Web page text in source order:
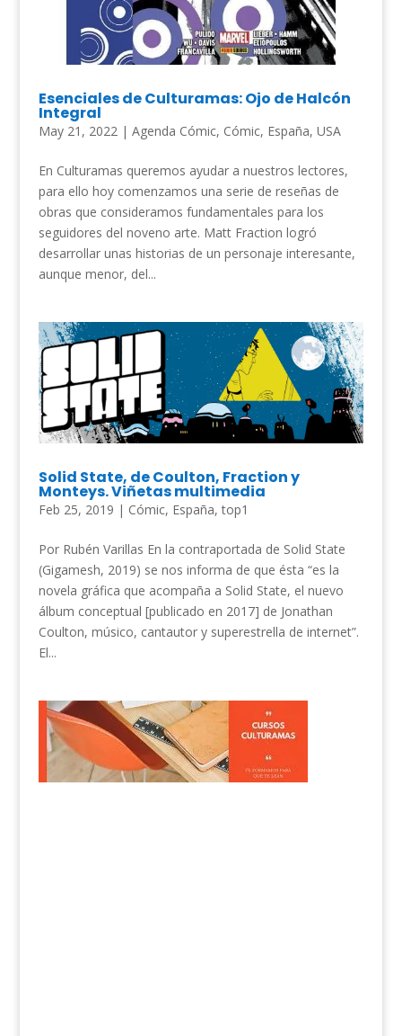
Esenciales de Culturamas: Ojo de Halcón
Integral
May 21, 2022| Agenda Cómic, Cómic, España, USA
En Culturamas queremos ayudar a nuestros lectores,
para ello hoy comenzamos una serie de reseñas de
obras que consideramos fundamentales para los
seguidores del noveno arte. Matt Fraction logró
desarrollar unas historias de un personaje interesante,
aunque menor, del...
Solid State, de Coulton, Fraction y
Monteys. Viñetas multimedia
Feb 25, 2019 | Cómic, España,top1
Por Rubén Varillas En la contraportada de Solid State
(Gigamesh, 2019) se nos informa de que ésta “es la
novela gráfica que acompaña a Solid State, el nuevo
álbum conceptual [publicado en 2017] de Jonathan
Coulton, músico, cantautor y superestrella de internet”.
El...